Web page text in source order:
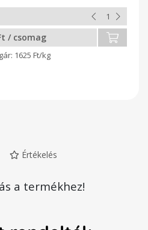
/ csomag
1625 Ft/kg
Értékelés
a termékhez!